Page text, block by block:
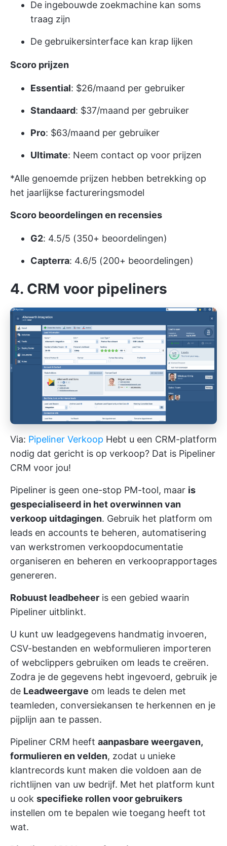
De ingebouwde zoekmachine kan soms
traag zijn
De gebruikersinterface kan krap lijken
Scoro prijzen
Essential: $26/maand per gebruiker
Standaard: $37/maand per gebruiker
Pro: $63/maand per gebruiker
Ultimate: Neem contact op voor prijzen
*Alle genoemde prijzen hebben betrekking op
het jaarlijkse factureringsmodel
Scoro beoordelingen en recensies
G2: 4.5/5 (350+ beoordelingen)
Capterra: 4.6/5 (200+ beoordelingen)
4. CRM voor pipeliners
Via: Pipeliner Verkoop Hebt u een CRM-platform
nodig dat gericht is op verkoop? Dat is Pipeliner
CRM voor jou!
Pipeliner is geen one-stop PM-tool, maar is
gespecialiseerd in het overwinnen van
verkoop uitdagingen. Gebruik het platform om
leads en accounts te beheren, automatisering
van werkstromen verkoopdocumentatie
organiseren en beheren en verkooprapportages
genereren.
Robuust leadbeheer is een gebied waarin
Pipeliner uitblinkt.
U kunt uw leadgegevens handmatig invoeren,
CSV-bestanden en webformulieren importeren
of webclippers gebruiken om leads te creëren.
Zodra je de gegevens hebt ingevoerd, gebruik je
de Leadweergave om leads te delen met
teamleden, conversiekansen te herkennen en je
pijplijn aan te passen.
Pipeliner CRM heeft aanpasbare weergaven,
formulieren en velden, zodat u unieke
klantrecords kunt maken die voldoen aan de
richtlijnen van uw bedrijf. Met het platform kunt
u ook specifieke rollen voor gebruikers
instellen om te bepalen wie toegang heeft tot
wat.